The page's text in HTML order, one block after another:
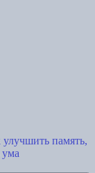
память,
ума